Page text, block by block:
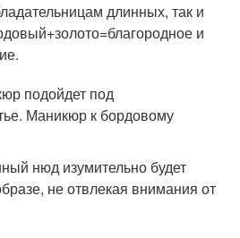
длинных, так и
и
нюд изумительно будет
не отвлекая внимания от